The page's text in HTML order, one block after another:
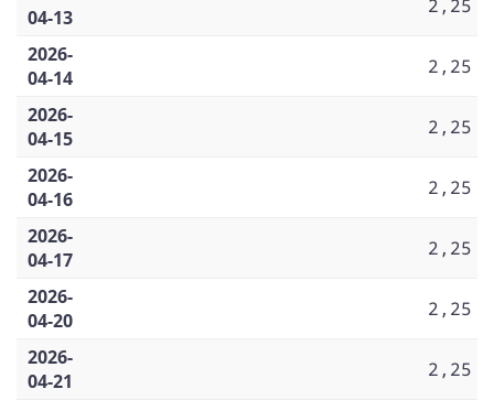
04-13
2,25
2026-
04-14
2,25
2026-
04-15
2,25
2026-
04-16
2,25
2026-
04-17
2,25
2026-
04-20
2,25
2026-
04-21
2,25